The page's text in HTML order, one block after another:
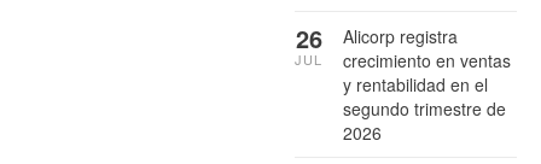
Alicorp registra
crecimiento en ventas
y rentabilidad en el
segundo trimestre de
2026
26
JUL